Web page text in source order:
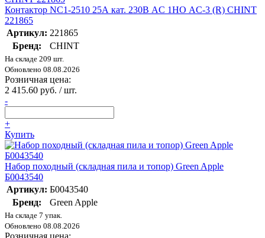
Контактор NC1-2510 25А кат. 230В AC 1НО AC-3 (R) CHINT
221865
Артикул: 221865
Бренд:
CHINT
На складе 209 шт.
Обновлено 08.08.2026
Розничная цена:
2 415.60 руб. / шт.
-
+
Купить
Набор походный (складная пила и топор) Green Apple
Б0043540
Артикул: Б0043540
Бренд:
Green Apple
На складе 7 упак.
Обновлено 08.08.2026
Розничная цена: